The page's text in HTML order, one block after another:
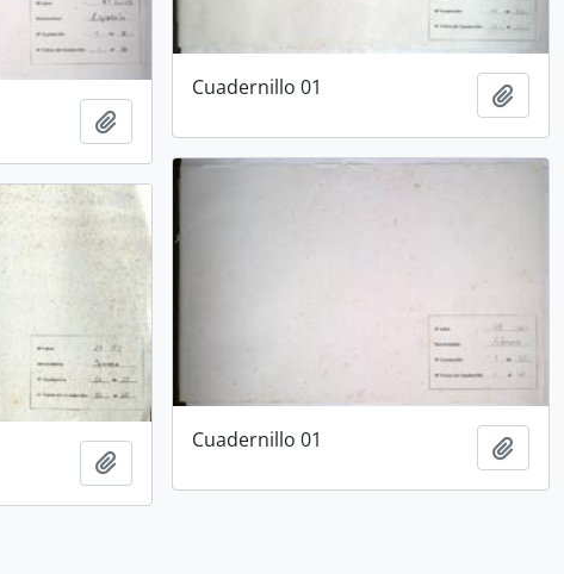
Cuadernillo 01
Añadir al portapapeles
Cuadernillo 01
Añadir al portapapeles